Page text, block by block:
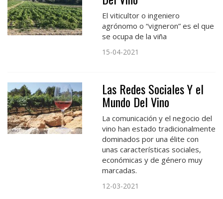
El viticultor o ingeniero
agrónomo o “vigneron” es el que
se ocupa de la viña
15-04-2021
Las Redes Sociales Y el
Mundo Del Vino
La comunicación y el negocio del
vino han estado tradicionalmente
dominados por una élite con
unas características sociales,
económicas y de género muy
marcadas.
12-03-2021